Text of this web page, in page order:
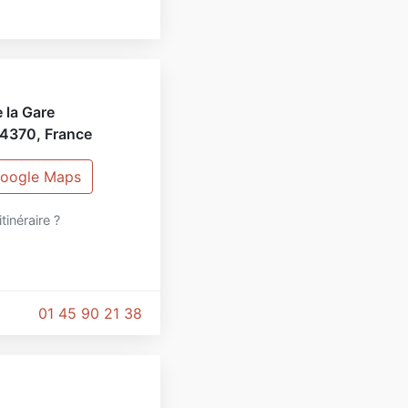
la Gare
, France
Maps
?
01 45 90 21 38